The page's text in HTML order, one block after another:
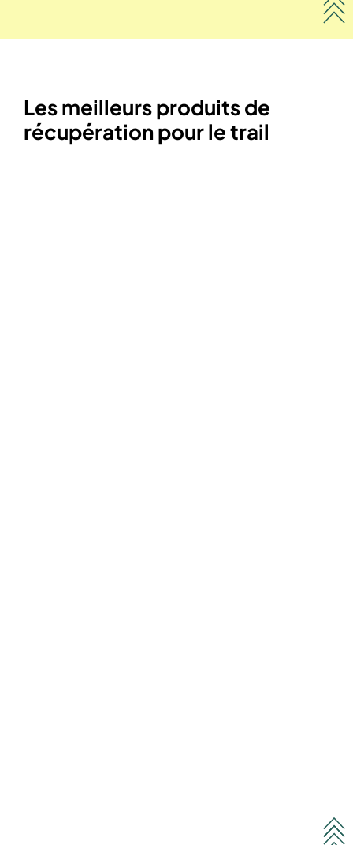
Les meilleurs produits de
récupération pour le trail